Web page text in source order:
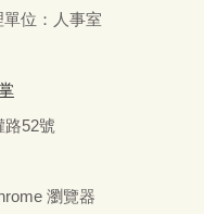
位：人事室
路52號
瀏覽器